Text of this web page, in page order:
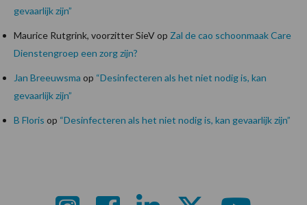
gevaarlijk zijn”
Maurice Rutgrink, voorzitter SieVop Zal de cao schoonmaak Care
Dienstengroep een zorg zijn?
Jan Breeuwsma op “Desinfecteren als het niet nodig is, kan
gevaarlijk zijn”
B Floris op “Desinfecteren als het niet nodig is, kan gevaarlijk zijn”